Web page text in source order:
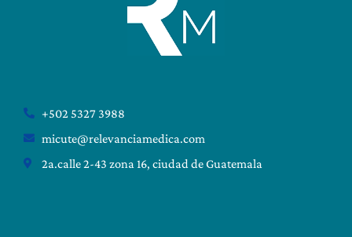
+502 5327 3988
micute@relevanciamedica.com
2a.calle 2-43 zona 16, ciudad de Guatemala